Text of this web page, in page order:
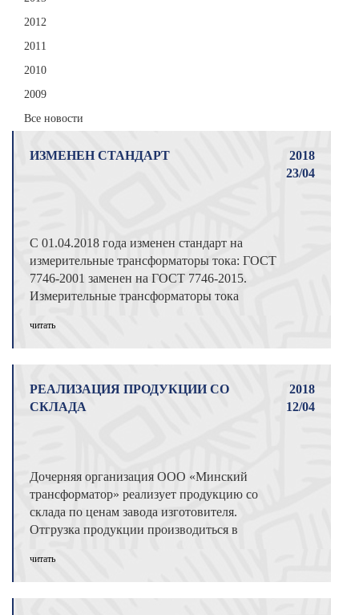
2012
2011
2010
2009
Все новости
ИЗМЕНЕН СТАНДАРТ
2018
23/04
C 01.04.2018 года изменен стандарт на
измерительные трансформаторы тока: ГОСТ
7746-2001 заменен на ГОСТ 7746-2015.
Измерительные трансформаторы тока
читать
РЕАЛИЗАЦИЯ ПРОДУКЦИИ СО
СКЛАДА
2018
12/04
Дочерняя организация ООО «Минский
трансформатор» реализует продукцию со
склада по ценам завода изготовителя.
Отгрузка продукции производиться в
читать